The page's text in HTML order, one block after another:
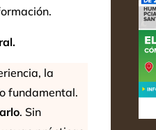
la
fundamental.
. Sin